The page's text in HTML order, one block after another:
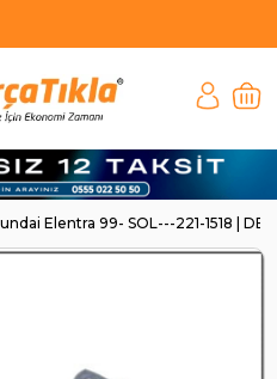
Elentra 99- SOL---221-1518 |